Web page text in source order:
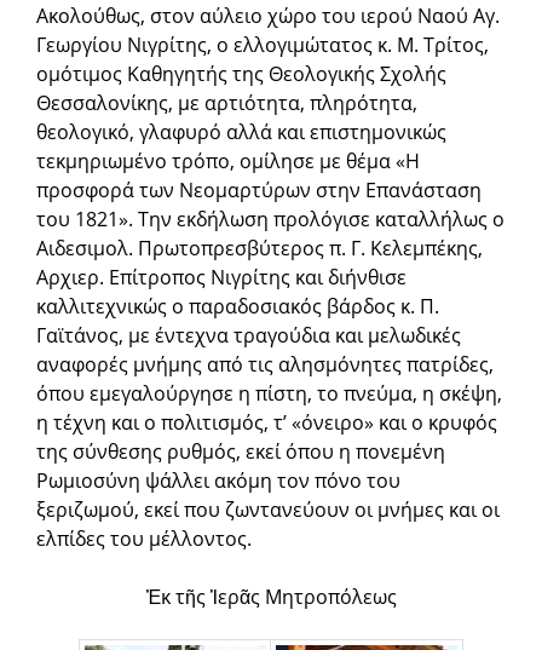
Ακολούθως, στον αύλειο χώρο του ιερού Ναού Αγ.
Γεωργίου Νιγρίτης, ο ελλογιμώτατος κ. Μ. Τρίτος,
ομότιμος Καθηγητής της Θεολογικής Σχολής
Θεσσαλονίκης, με αρτιότητα, πληρότητα,
θεολογικό, γλαφυρό αλλά και επιστημονικώς
τεκμηριωμένο τρόπο, ομίλησε με θέμα «Η
προσφορά των Νεομαρτύρων στην Επανάσταση
του 1821». Την εκδήλωση προλόγισε καταλλήλως ο
Αιδεσιμολ. Πρωτοπρεσβύτερος π. Γ. Κελεμπέκης,
Αρχιερ. Επίτροπος Νιγρίτης και διήνθισε
καλλιτεχνικώς ο παραδοσιακός βάρδος κ. Π.
Γαϊτάνος, με έντεχνα τραγούδια και μελωδικές
αναφορές μνήμης από τις αλησμόνητες πατρίδες,
όπου εμεγαλούργησε η πίστη, το πνεύμα, η σκέψη,
η τέχνη και ο πολιτισμός, τ’ «όνειρο» και ο κρυφός
της σύνθεσης ρυθμός, εκεί όπου η πονεμένη
Ρωμιοσύνη ψάλλει ακόμη τον πόνο του
ξεριζωμού, εκεί που ζωντανεύουν οι μνήμες και οι
ελπίδες του μέλλοντος.
Ἐκ τῆς Ἱερᾶς Μητροπόλεως